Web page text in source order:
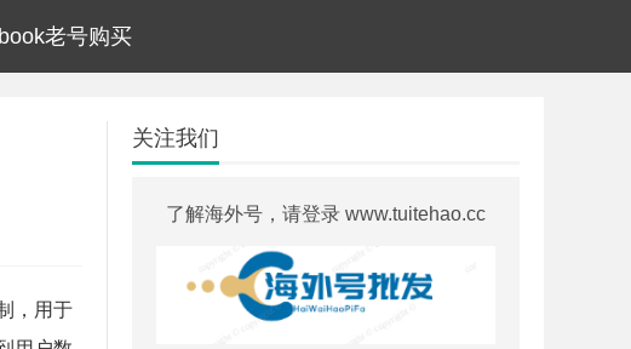
老号购买
，用于
关注我们
了解海外号，请登录 www.tuitehao.cc